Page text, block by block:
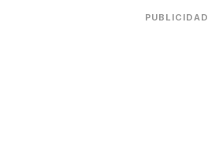
PUBLICIDAD